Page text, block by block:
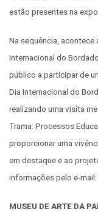
estão presentes na
Na sequência, acontece
Internacional do
público a participar de
Dia Internacional do
realizando uma visita
Trama: Processos
proporcionar uma
em destaque e ao
informações pelo e-mail:
MUSEU DE ARTE DA